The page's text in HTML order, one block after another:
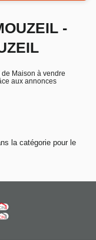
-
Maison à vendre
aux annonces
la catégorie pour le